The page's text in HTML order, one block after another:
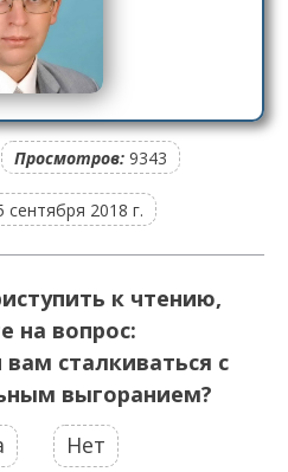
Просмотров: 9343
сентября 2018 г.
к чтению,
на вопрос:
сталкиваться с
выгоранием?
Нет